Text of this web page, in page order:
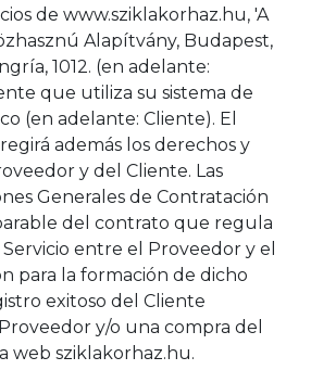
de www.sziklakorhaz.hu, 'A
Alapítvány, Budapest,
1012. (en adelante:
que utiliza su sistema de
(en adelante: Cliente). El
además los derechos y
y del Cliente. Las
Generales de Contratación
del contrato que regula
Servicio entre el Proveedor y el
para la formación de dicho
exitoso del Cliente
y/o una compra del
web sziklakorhaz.hu.